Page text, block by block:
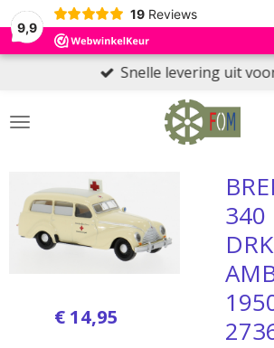
9,9
19 Reviews
Snelle levering uit
340
DRK
€ 14,95